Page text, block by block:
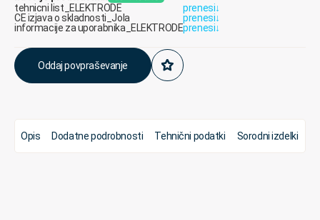
tehnicni list_ELEKTRODE
prenesi↓
CE izjava o skladnosti_Jola
prenesi↓
informacije za uporabnika_ELEKTRODEprenesi↓
Oddaj povpraševanje
Opis Dodatne podrobnosti Tehnični podatki Sorodni izdelki